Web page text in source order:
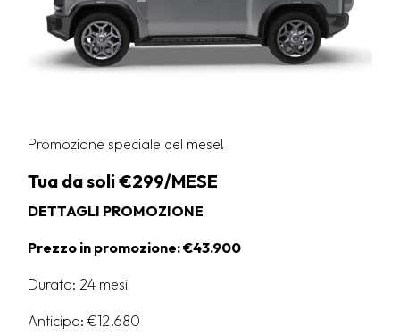
Promozione speciale del mese!
Tua da soli €299/MESE
DETTAGLI PROMOZIONE
Prezzo in promozione: €43.900
Durata: 24 mesi
Anticipo: €12.680